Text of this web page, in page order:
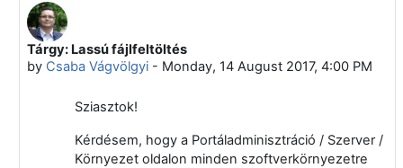
In reply to Zsolt Fodor
Tárgy: Lassú fájlfeltöltés
by Csaba Vágvölgyi- Monday, 14 August 2017, 4:00 PM
Sziasztok!
Kérdésem, hogy a Portáladminisztráció / Szerver /
Környezet oldalon minden szoftverkörnyezetre